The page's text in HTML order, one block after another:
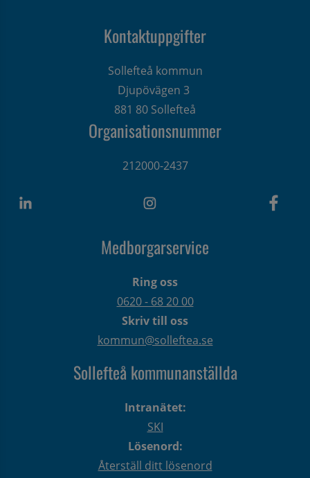
Kontaktuppgifter
Sollefteå kommun
Djupövägen 3
881 80 Sollefteå
Organisationsnummer
212000-2437
Medborgarservice
Ring oss
0620 - 68 20 00
Skriv till oss
kommun@solleftea.se
Sollefteå kommunanställda
Intranätet:
SKI
Lösenord:
Återställ ditt lösenord